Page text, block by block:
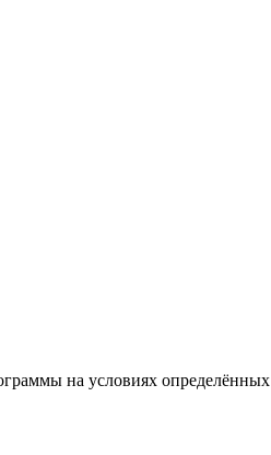
на условиях определённых